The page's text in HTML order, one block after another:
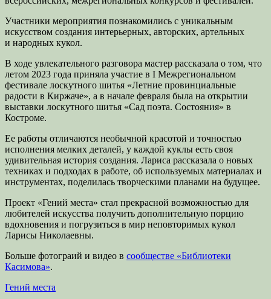
Участники мероприятия познакомились с уникальным
искусством создания интерьерных, авторских, артельных
и народных кукол.
В ходе увлекательного разговора мастер рассказала о том, что
летом 2023 года приняла участие в I Межрегиональном
фестивале лоскутного шитья «Летние провинциальные
радости в Киржаче», а в начале февраля была на открытии
выставки лоскутного шитья «Сад поэта. Состояния» в
Костроме.
Ее работы отличаются необычной красотой и точностью
исполнения мелких деталей, у каждой куклы есть своя
удивительная история создания. Лариса рассказала о новых
техниках и подходах в работе, об используемых материалах и
инструментах, поделилась творческими планами на будущее.
Проект «Гений места» стал прекрасной возможностью для
любителей искусства получить дополнительную порцию
вдохновения и погрузиться в мир неповторимых кукол
Ларисы Николаевны.
Больше фотограий и видео в сообществе «Библиотеки
Касимова».
Категории
Гений места